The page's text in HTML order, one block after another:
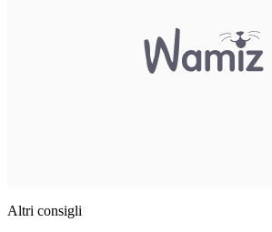
Altri consigli